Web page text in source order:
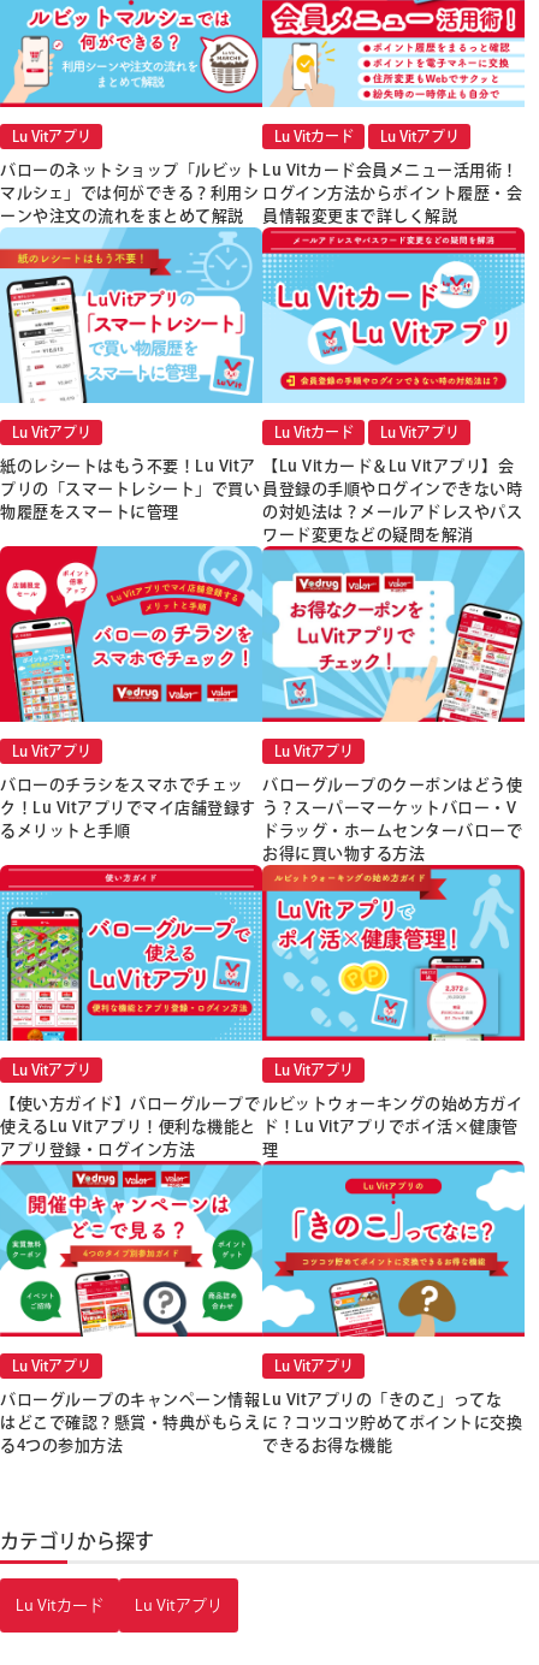
Lu Vitアプリ
バローのネットショップ「ルビット
マルシェ」では何ができる？利用シ
ーンや注文の流れをまとめて解説
Lu Vitカード Lu Vitアプリ
Lu Vitカード会員メニュー活用術！
ログイン方法からポイント履歴・会
員情報変更まで詳しく解説
Lu Vitアプリ
紙のレシートはもう不要！Lu Vitア
プリの「スマートレシート」で買い
物履歴をスマートに管理
Lu Vitカード Lu Vitアプリ
【Lu Vitカード＆Lu Vitアプリ】会
員登録の手順やログインできない時
の対処法は？メールアドレスやパス
ワード変更などの疑問を解消
Lu Vitアプリ
バローのチラシをスマホでチェッ
ク！Lu Vitアプリでマイ店舗登録す
るメリットと手順
Lu Vitアプリ
バローグループのクーポンはどう使
う？スーパーマーケットバロー・V
ドラッグ・ホームセンターバローで
お得に買い物する方法
Lu Vitアプリ
【使い方ガイド】バローグループで
使えるLu Vitアプリ！便利な機能と
アプリ登録・ログイン方法
Lu Vitアプリ
ルビットウォーキングの始め方ガイ
ド！Lu Vitアプリでポイ活×健康管
理
Lu Vitアプリ
バローグループのキャンペーン情報
はどこで確認？懸賞・特典がもらえ
る4つの参加方法
Lu Vitアプリ
Lu Vitアプリの「きのこ」ってな
に？コツコツ貯めてポイントに交換
できるお得な機能
カテゴリから探す
Lu Vitカード Lu Vitアプリ